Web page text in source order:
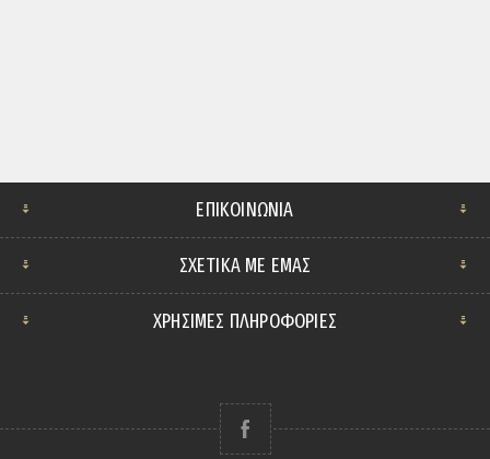
ΕΠΙΚΟΙΝΩΝΊΑ
ΣΧΕΤΙΚΆ ΜΕ ΕΜΆΣ
ΧΡΗΣΙΜΕΣ ΠΛΗΡΟΦΟΡΙΕΣ